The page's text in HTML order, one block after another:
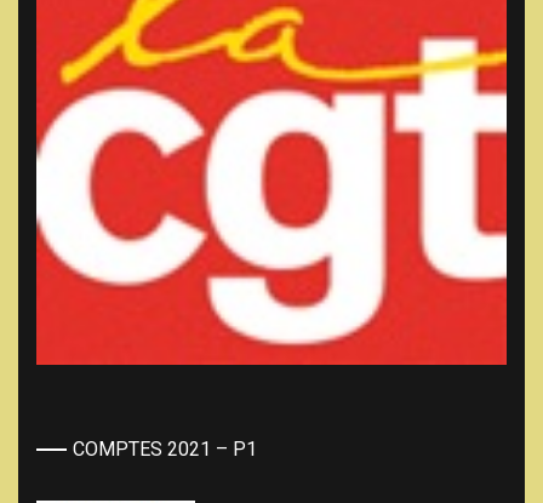
COMPTES 2021 – P1